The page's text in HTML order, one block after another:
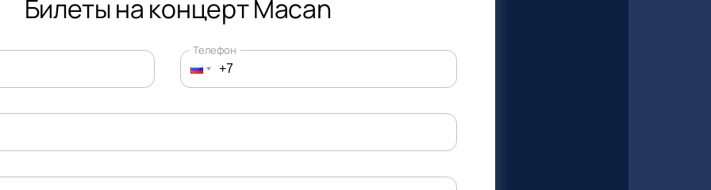
Билеты на концерт Macan
Телефон